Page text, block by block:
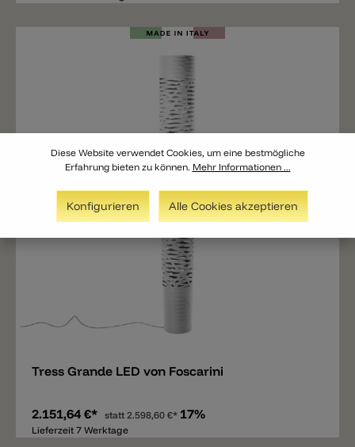
Merken
Tress Grande LED von Foscarini
2.151,64 €* statt2.598,60 €* 17%
Lieferzeit 7 Werktage
Diese Website verwendet Cookies, um eine bestmögliche
Erfahrung bieten zu können. Mehr Informationen ...
Konfigurieren Alle Cookies akzeptieren